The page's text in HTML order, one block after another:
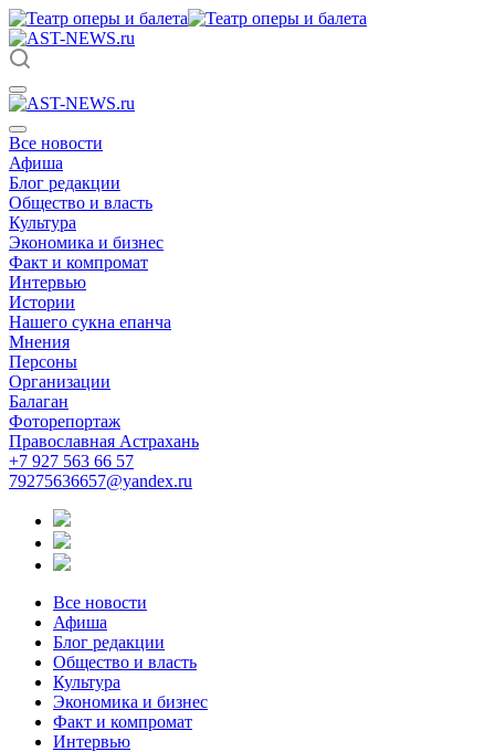
Все новости
Афиша
Блог редакции
Общество и власть
Культура
Экономика и бизнес
Факт и компромат
Интервью
Истории
Нашего сукна епанча
Мнения
Персоны
Организации
Балаган
Фоторепортаж
Православная Астрахань
+7 927 563 66 57
79275636657@yandex.ru
Все новости
Афиша
Блог редакции
Общество и власть
Культура
Экономика и бизнес
Факт и компромат
Интервью